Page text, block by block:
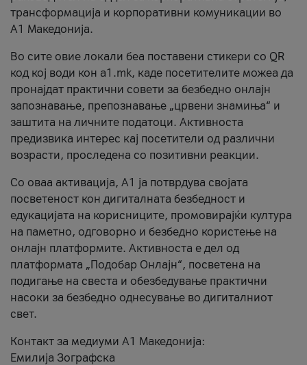
трансформација и корпоративни комуникации во
А1 Македонија.
Во сите овие локали беа поставени стикери со QR
код кој води кон a1.mk, каде посетителите можеа да
пронајдат практични совети за безбедно онлајн
запознавање, препознавање „црвени знамиња“ и
заштита на личните податоци. Активноста
предизвика интерес кај посетители од различни
возрасти, проследена со позитивни реакции.
Со оваа активација, А1 ја потврдува својата
посветеност кон дигиталната безбедност и
едукацијата на корисниците, промовирајќи култура
на паметно, одговорно и безбедно користење на
онлајн платформите. Активноста е дел од
платформата „Подобар Онлајн“, посветена на
подигање на свеста и обезбедување практични
насоки за безбедно однесување во дигиталниот
свет.
Контакт за медиуми А1 Македонија:
Емилија Зографска